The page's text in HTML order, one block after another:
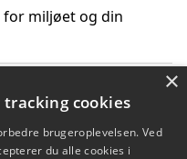
miljøet og din
hjælpe med at reducere×
cookies
brugeroplevelsen. Ved
du alle cookies i